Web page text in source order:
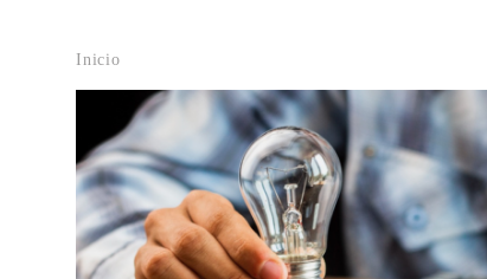
Inicio
Contenido multimedia principal